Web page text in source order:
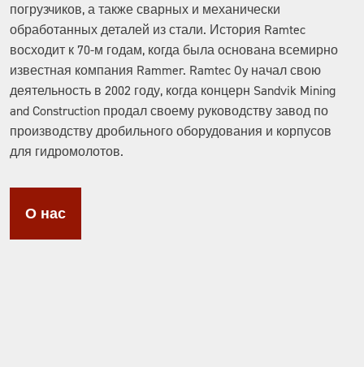
погрузчиков, а также сварных и механически
обработанных деталей из стали. История Ramtec
восходит к 70-м годам, когда была основана всемирно
известная компания Rammer. Ramtec Oy начал свою
деятельность в 2002 году, когда концерн Sandvik Mining
and Construction продал своему руководству завод по
производству дробильного оборудования и корпусов
для гидромолотов.
О нас